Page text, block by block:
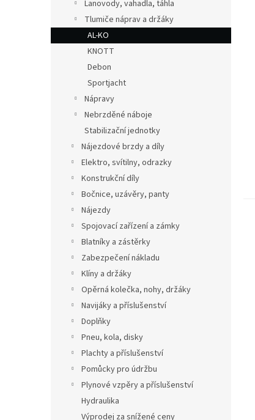
l
Lanovody, vahadla, táhla
Tlumiče náprav a držáky
AL-KO
KNOTT
Debon
Sportjacht
Nápravy
Nebrzděné náboje
Stabilizační jednotky
Nájezdové brzdy a díly
Elektro, svítilny, odrazky
Konstrukční díly
Bočnice, uzávěry, panty
Nájezdy
Spojovací zařízení a zámky
Blatníky a zástěrky
Zabezpečení nákladu
Klíny a držáky
Opěrná kolečka, nohy, držáky
Navijáky a příslušenství
Doplňky
Pneu, kola, disky
Plachty a příslušenství
Pomůcky pro údržbu
Plynové vzpěry a příslušenství
Hydraulika
Výprodej za snížené ceny